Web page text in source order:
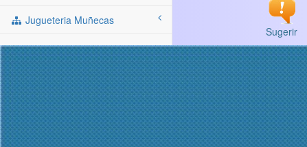
Jugueteria Muñecas
Sugerir